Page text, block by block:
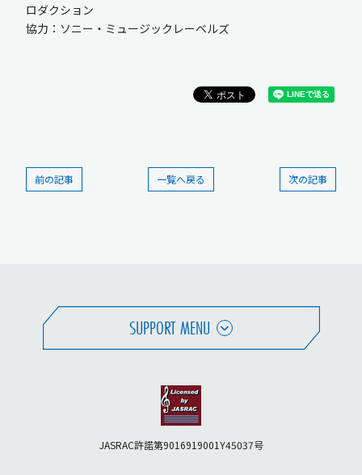
ロダクション
協力：ソニー・ミュージックレーベルズ
次の記事
一覧へ戻る
前の記事
SUPPORT MENU
JASRAC許諾第9016919001Y45037号